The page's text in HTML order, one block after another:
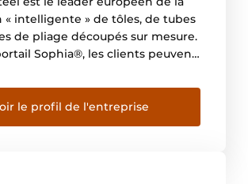
« intelligente » de tôles, de tubes
de pliage découpés sur mesure.
Sophia®, les clients peuvent
sur 7, recevoir un devis en
et être livrés dans les 48 heures.
le profil de l'entreprise